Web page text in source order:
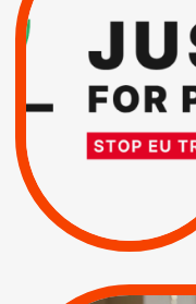
SUSPENSION
TOTALE DE
L’ACCORD
D’ASSOCIATION UE-
ISRAËL
| Actus Pétitions